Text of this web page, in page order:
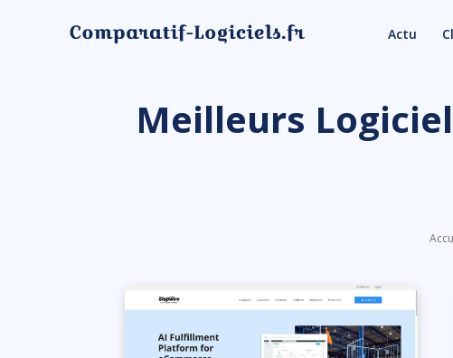
Actu
Meilleurs